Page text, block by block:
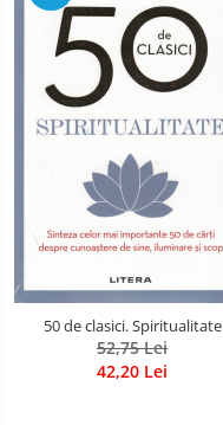
50 de clasici. Spiritualitate
52,75 Lei
42,20 Lei